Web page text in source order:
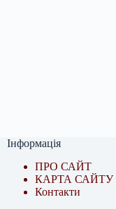
Інформація
ПРО САЙТ
КАРТА САЙТУ
Контакти